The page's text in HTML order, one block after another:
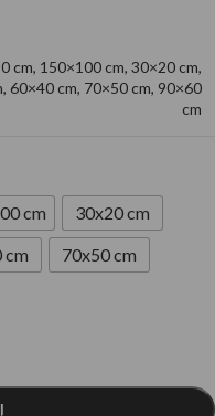
cm, 150×100 cm, 30×20 cm,
, 60×40 cm, 70×50 cm, 90×60
cm
cm
30x20 cm
cm
70x50 cm